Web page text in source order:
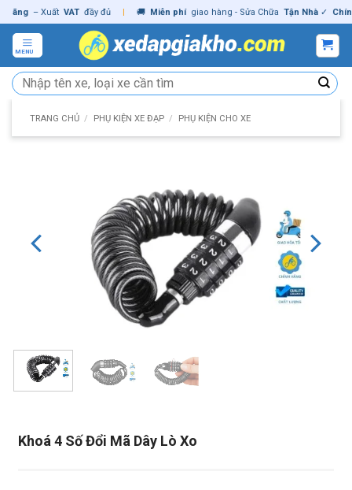
Skip
to
content
– Xuất VAT đầy đủ | 🚚 Miễn phí giao hàng - Sửa Chữa Tận Nhà ✓ Chính
MENU
Tìm
kiếm:
TRANG CHỦ / PHỤ KIỆN XE ĐẠP / PHỤ KIỆN CHO XE
Khoá 4 Số Đổi Mã Dây Lò Xo